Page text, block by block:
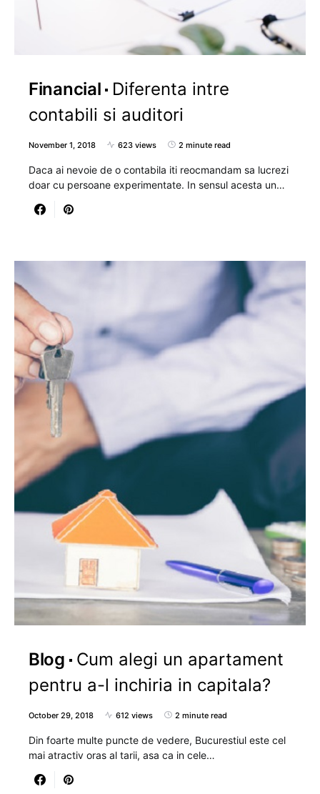
Financial
Diferenta intre
contabili si auditori
November 1, 2018 623 views 2 minute read
Daca ai nevoie de o contabila iti reocmandam sa lucrezi
doar cu persoane experimentate. In sensul acesta un…
Blog
Cum alegi un apartament
pentru a-l inchiria in capitala?
October 29, 2018 612 views 2 minute read
Din foarte multe puncte de vedere, Bucurestiul este cel
mai atractiv oras al tarii, asa ca in cele…